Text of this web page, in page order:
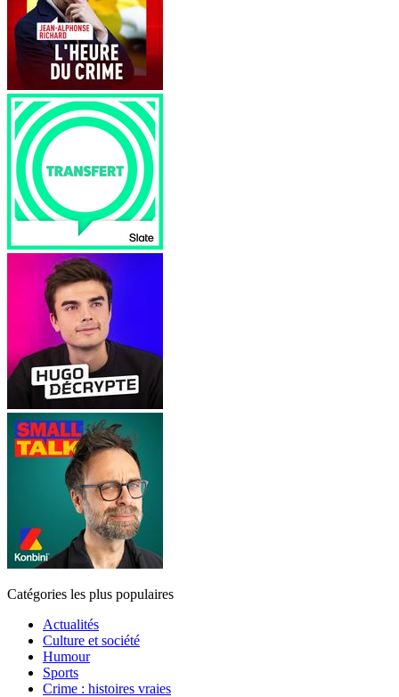
Catégories les plus populaires
Actualités
Culture et société
Humour
Sports
Crime : histoires vraies